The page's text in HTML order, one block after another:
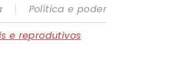
|
Política e poder
e reprodutivos